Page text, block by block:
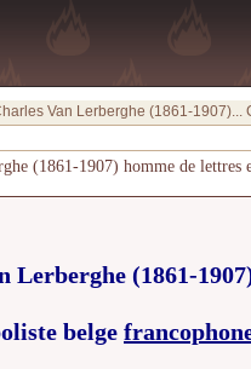
Van Lerberghe (1861-1907)...
(1861-1907) homme de
Lerberghe (1861-
belge